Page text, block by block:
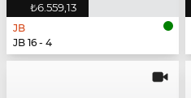
₺6.559,13
JB
JB 16 - 4